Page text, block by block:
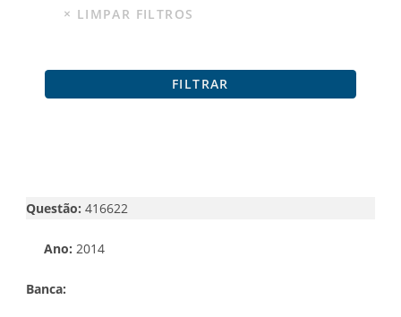
Questão: 416622
Ano: 2014
Banca: